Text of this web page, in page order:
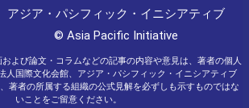
アジア・パシフィック・イニシアティブ
© Asia Pacific Initiative
よび論文・コラムなどの記事の内容や意見は、著者の個人
人国際文化会館、アジア・パシフィック・イニシアティブ
、著者の所属する組織の公式見解を必ずしも示すものではな
いことをご留意ください。